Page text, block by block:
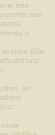
très
ses
à
sociale. Elle
on